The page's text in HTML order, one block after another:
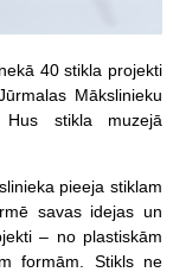
40 stikla projekti
Mākslinieku
stikla muzejā
pieeja stiklam
savas idejas un
– no plastiskām
formām. Stikls ne